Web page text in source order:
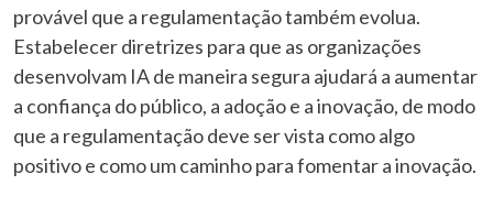
provável que a regulamentação também evolua.
Estabelecer diretrizes para que as organizações
desenvolvam IA de maneira segura ajudará a aumentar
a confiança do público, a adoção e a inovação, de modo
que a regulamentação deve ser vista como algo
positivo e como um caminho para fomentar a inovação.